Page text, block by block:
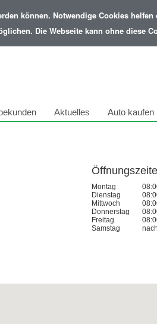
können. Notwendige Cookies
Die Webseite kann ohne diese
Aktuelles Auto kaufen
Montag
Dienstag
Mittwoch
Donnerstag
Freitag
Samstag